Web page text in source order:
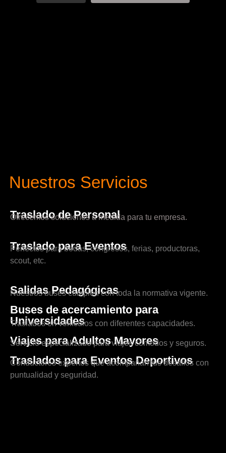
Nuestros Servicios
Traslado de Personal
Ofrecemos soluciones a medida para tu empresa.
Traslado para Eventos
Perfectos para bodas, congresos, ferias, productoras,
scout, etc.
Salidas Pedagógicas
Nuestros buses cumplen con toda la normativa vigente.
Buses de acercamiento para
Universidades
Traslados en vehículos con diferentes capacidades.
Viajes para Adultos Mayores
Servicio especializado para viajes cómodos y seguros.
Traslados para Eventos Deportivos
Conductores expertos que acompañan tus desafíos con
puntualidad y seguridad.